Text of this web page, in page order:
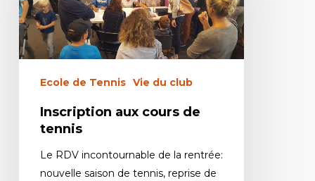
Ecole de Tennis Vie du club
Inscription aux cours de
tennis
Le RDV incontournable de la rentrée:
nouvelle saison de tennis, reprise de